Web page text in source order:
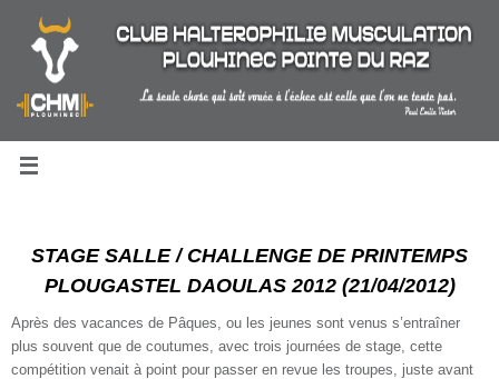
contenu
STAGE SALLE / CHALLENGE DE PRINTEMPS
PLOUGASTEL DAOULAS 2012 (21/04/2012)
Après des vacances de Pâques, ou les jeunes sont venus s’entraîner
plus souvent que de coutumes, avec trois journées de stage, cette
compétition venait à point pour passer en revue les troupes, juste avant